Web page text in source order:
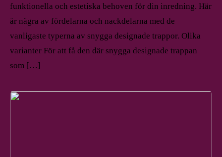
funktionella och estetiska behoven för din inredning. Här
är några av fördelarna och nackdelarna med de
vanligaste typerna av snygga designade trappor. Olika
varianter För att få den där snygga designade trappan
som […]